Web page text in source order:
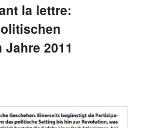
la lettre:
2011